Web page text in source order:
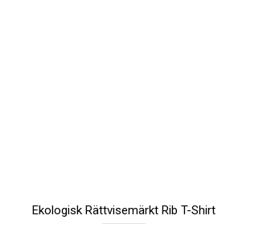
Ekologisk Rättvisemärkt Rib T-Shirt